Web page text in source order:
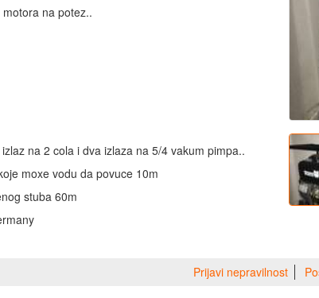
na potez..
na 2 cola i dva izlaza na 5/4 vakum pimpa..
moxe vodu da povuce 10m
stuba 60m
Prijavi nepravilnost